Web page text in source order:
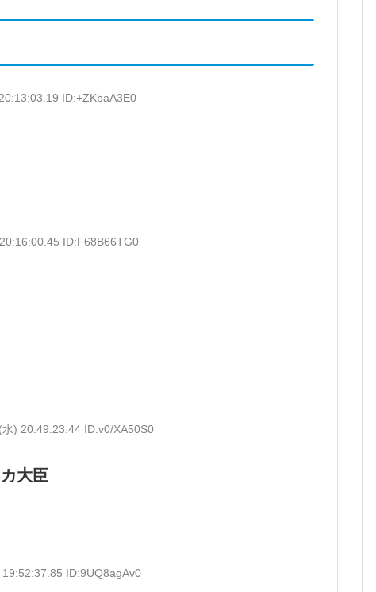
ID:+ZKbaA3E0
ID:F68B66TG0
) 20:49:23.44 ID:v0/XA50S0
大臣
ID:9UQ8agAv0